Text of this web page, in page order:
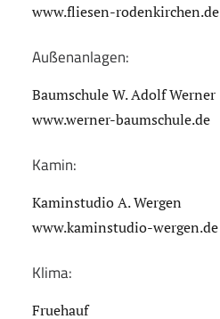
www.fliesen-rodenkirchen.de
Außenanlagen:
Baumschule W. Adolf Werner
www.werner-baumschule.de
Kamin:
Kaminstudio A. Wergen
www.kaminstudio-wergen.de
Klima:
Fruehauf